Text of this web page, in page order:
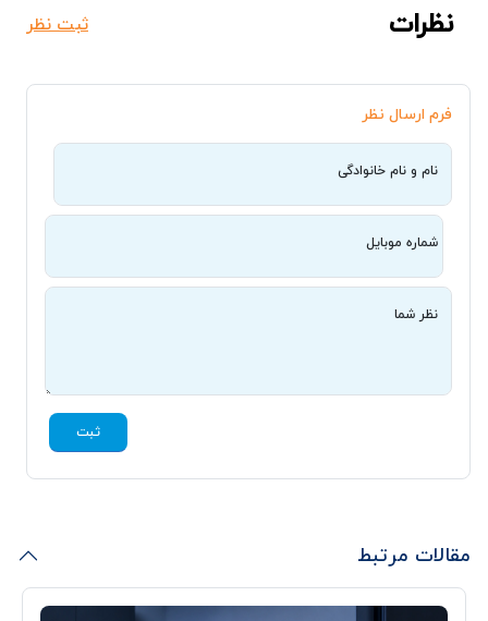
نظرات ثبت نظر
فرم ارسال نظر
نام و نام خانوادگی
شماره موبایل
نظر شما
ثبت
مقالات مرتبط